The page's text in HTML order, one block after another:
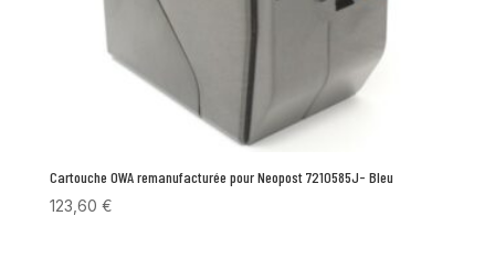
Cartouche OWA remanufacturée pour Neopost 7210585J- Bleu
123,60 €